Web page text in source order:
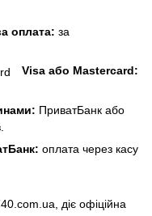
оплата: за
Visa або Mastercard:
ПриватБанк або
оплата через касу
діє офіційна